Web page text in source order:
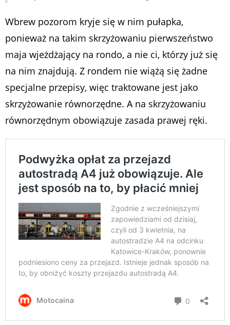
Wbrew pozorom kryje się w nim pułapka,
ponieważ na takim skrzyżowaniu pierwszeństwo
maja wjeżdżający na rondo, a nie ci, którzy już się
na nim znajdują. Z rondem nie wiążą się żadne
specjalne przepisy, więc traktowane jest jako
skrzyżowanie równorzędne. A na skrzyżowaniu
równorzędnym obowiązuje zasada prawej ręki.